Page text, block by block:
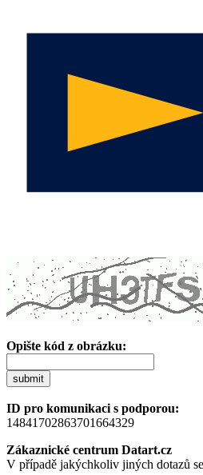
Opište kód z obrázku:
submit
ID pro komunikaci s podporou:
14841702863701664329
Zákaznické centrum Datart.cz
V případě jakýchkoliv jiných dotazů